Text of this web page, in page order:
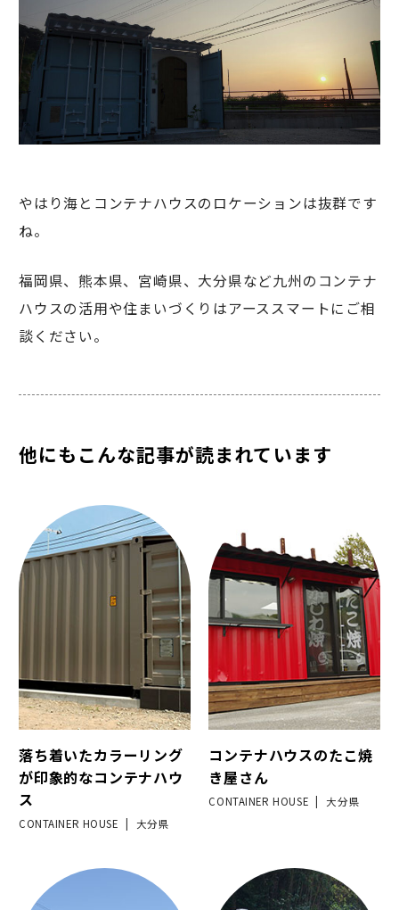
やはり海とコンテナハウスのロケーションは抜群です
ね。
福岡県、熊本県、宮崎県、大分県など九州のコンテナ
ハウスの活用や住まいづくりはアーススマートにご相
談ください。
他にもこんな記事が読まれています
落ち着いたカラーリング
が印象的なコンテナハウ
ス
CONTAINER HOUSE 大分県
コンテナハウスのたこ焼
き屋さん
CONTAINER HOUSE 大分県